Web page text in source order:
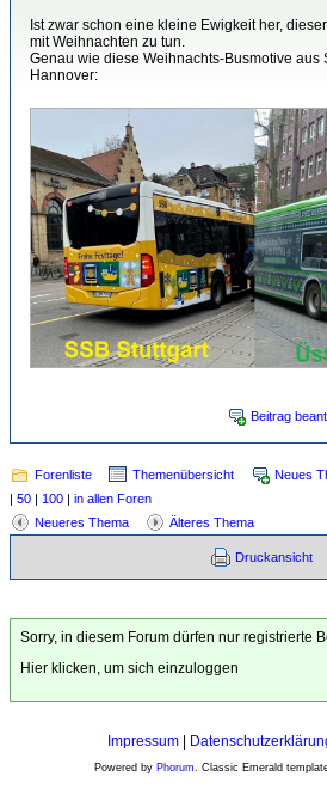
Ist zwar schon eine kleine Ewigkeit her,
mit Weihnachten zu tun.
Genau wie diese Weihnachts-Busmotive aus
Hannover:
Beitrag
Forenliste Themenübersicht Neues
| 50 | 100 | in allen Foren
Neueres Thema
Älteres Thema
Druckansicht
Sorry, in diesem Forum dürfen nur registrierte
Hier klicken, um sich einzuloggen
Impressum |
Powered by Phorum . Classic Emerald